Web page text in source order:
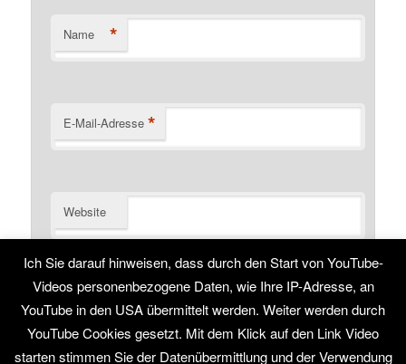
Name *
E-Mail-Adresse *
Website
Name, E-Mail-Adresse und Website in diesem Browser
für meinen nächsten Kommentar speichern.
Ich Sie darauf hinweisen, dass durch den Start von YouTube-
Videos personenbezogene Daten, wie Ihre IP-Adresse, an
YouTube in den USA übermittelt werden. Weiter werden durch
YouTube Cookies gesetzt. Mit dem Klick auf den Link Video
starten stimmen Sie der Datenübermittlung und der Verwendung